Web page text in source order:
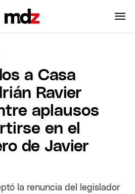
a Casa
Ravier
aplausos
en el
de Javier
la renuncia del legislador